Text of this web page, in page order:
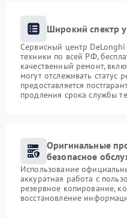
Широкий спектр
Сервисный центр DeLonghi
техники по всей РФ,
качественный ремонт,
могут отслеживать статус
предоставляется
продления срока службы
Оригинальные
безопасное
Использование
аккуратная работа с
резервное копирование,
восстановление